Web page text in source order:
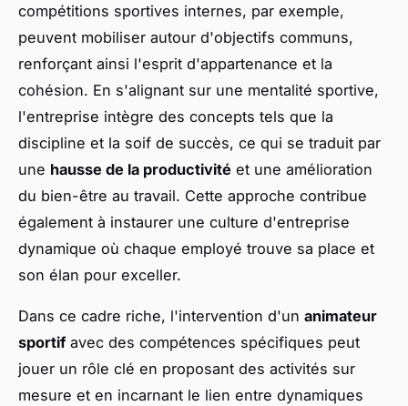
compétitions sportives internes, par exemple,
peuvent mobiliser autour d'objectifs communs,
renforçant ainsi l'esprit d'appartenance et la
cohésion. En s'alignant sur une mentalité sportive,
l'entreprise intègre des concepts tels que la
discipline et la soif de succès, ce qui se traduit par
une hausse de la productivité et une amélioration
du bien-être au travail. Cette approche contribue
également à instaurer une culture d'entreprise
dynamique où chaque employé trouve sa place et
son élan pour exceller.
Dans ce cadre riche, l'intervention d'un animateur
sportifavec des compétences spécifiques peut
jouer un rôle clé en proposant des activités sur
mesure et en incarnant le lien entre dynamiques